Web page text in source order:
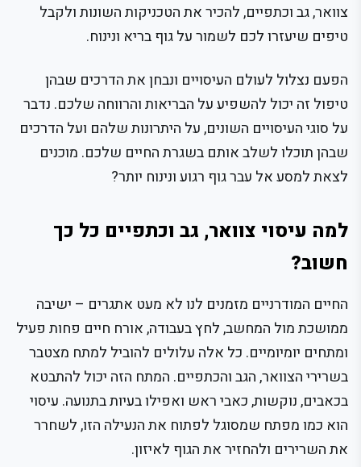
צוואר, גב וכתפיים, להכיר את הטכניקות השונות ולקבל
טיפים שיעזרו לכם לשמור על גוף בריא ונינוח.
הפעם נצלול לעולם העיסויים ונבחן את הדרכים שבהן
טיפול זה יכול להשפיע על הבריאות והרווחה שלכם. נדבר
על סוגי העיסויים השונים, על היתרונות שלהם ועל הדרכים
שבהן תוכלו לשלב אותם בשגרת החיים שלכם. מוכנים
לצאת למסע אל עבר גוף רגוע ונינוח יותר?
למה עיסוי צוואר, גב וכתפיים כל כך
חשוב?
החיים המודרניים מזמנים לנו לא מעט אתגרים – ישיבה
ממושכת מול המחשב, לחץ בעבודה, אורח חיים פחות פעיל
ומתחים יומיומיים. כל אלה עלולים להוביל למתח מצטבר
בשרירי הצוואר, הגב והכתפיים. המתח הזה יכול להתבטא
בכאבים, נוקשות, כאבי ראש ואפילו בעיות בתנועה. עיסוי
הוא כמו מפתח שמסוגל לפתוח את הנעילה הזו, לשחרר
את השרירים ולהחזיר את הגוף לאיזון.